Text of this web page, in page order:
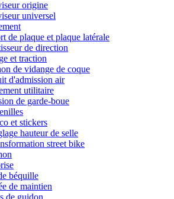
origine
universel
de plaque et plaque latérale
de direction
et traction
de vidange de coque
d'admission air
utilitaire
de garde-boue
et stickers
hauteur de selle
street bike
béquille
de maintien
de guidon